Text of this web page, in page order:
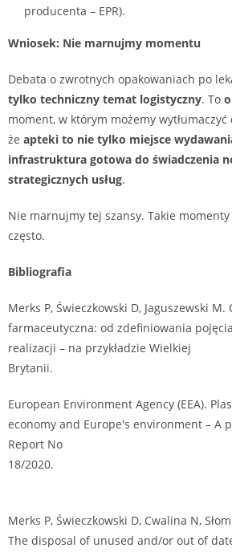
producenta – EPR).
Wniosek: Nie marnujmy momentu
Debata o zwrotnych opakowaniach po
tylko techniczny temat logistyczny. To
moment, w którym możemy
żeapteki to nie tylko miejsce
infrastruktura gotowa do świadczenia
strategicznych usług.
Nie marnujmy tej szansy. Takie
często.
Bibliografia
Merks P, Świeczkowski D, Jaguszewski M.
farmaceutyczna: od zdefiniowania
realizacji – na przykładzie Wielkiej
Brytanii.
European Environment Agency (EEA).
economy and Europe′s environment – A
Report No
18/2020.
Merks P, Świeczkowski D, Cwalina N,
The disposal of unused and/or out of